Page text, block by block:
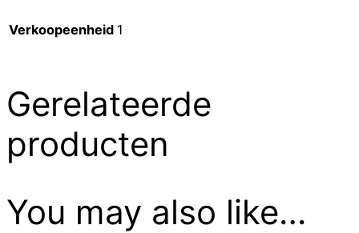
Verkoopeenheid 1
Gerelateerde
producten
You may also like…